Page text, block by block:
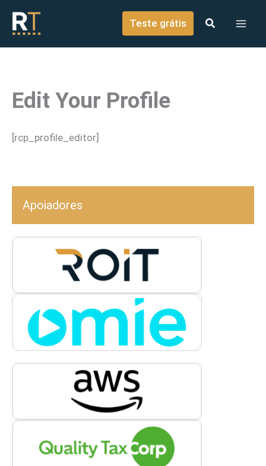
conteúdo
Teste grátis
Edit Your Profile
[rcp_profile_editor]
Apoiadores